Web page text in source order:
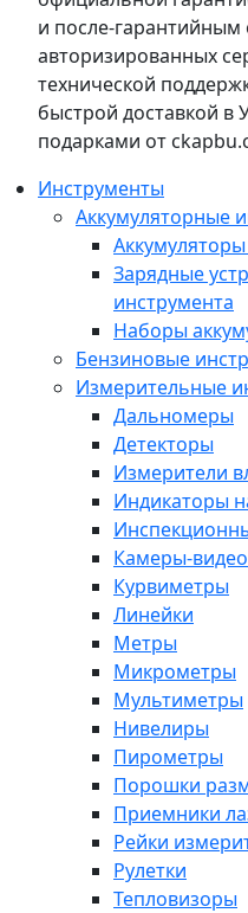
и после-
авторизированных
технической
быстрой доставкой в
подарками от
Инструменты
Аккумуляторные
Зарядные
инструмента
Наборы
Бензиновые
Измерительные
Дальномеры
Детекторы
Измерители
Индикаторы
Камеры-
Курвиметры
Линейки
Метры
Микрометры
Мультиметры
Нивелиры
Пирометры
Порошки
Приемники
Рейки
Рулетки
Тепловизоры